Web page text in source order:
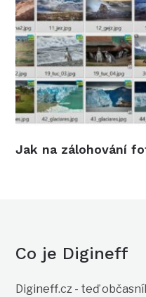
Jak na zálohování
Co je Digineff
Digineff.cz - teď